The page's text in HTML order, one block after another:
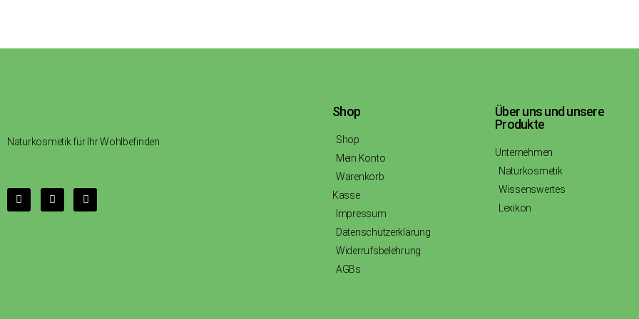
Naturkosmetik für Ihr Wohlbefinden
Shop
Shop
Mein Konto
Warenkorb
Kasse
Impressum
Datenschutzerklärung
Widerrufsbelehrung
AGBs
Über uns und unsere
Produkte
Unternehmen
Naturkosmetik
Wissenswertes
Lexikon